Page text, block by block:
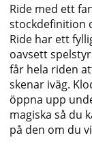
Ride med ett
stockdefinition
Ride har ett
oavsett
får hela riden
skenar iväg.
öppna upp
magiska så du
på den om du